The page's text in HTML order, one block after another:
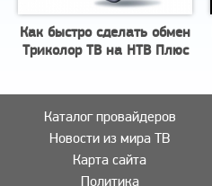
Как быстро сделать обмен
Триколор ТВ на НТВ Плюс
Каталог провайдеров
Новости из мира ТВ
Карта сайта
Политика